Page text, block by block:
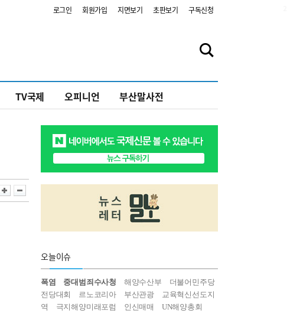
로그인 회원가입 지면보기 초판보기 구독신청
TV국제 오피니언 부산말사전
오늘이슈
폭염 중대범죄수사청 해양수산부
더불어민주당
전당대회
르노코리아 부산관광
교육혁신선도지
역
극지해양미래포럼 인신매매 UN해양총회